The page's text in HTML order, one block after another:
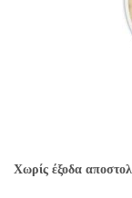
Χωρίς έξοδα